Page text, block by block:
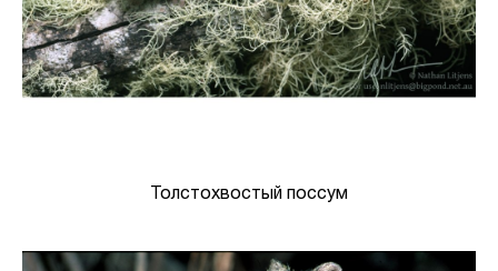
Толстохвостый поссум